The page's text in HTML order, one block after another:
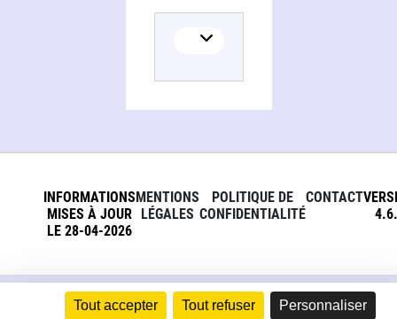
Tout accepter Tout refuser Personnaliser
INFORMATIONS
MISES À JOUR
LE 28-04-2026
MENTIONS
LÉGALES
POLITIQUE DE
CONFIDENTIALITÉ
CONTACT